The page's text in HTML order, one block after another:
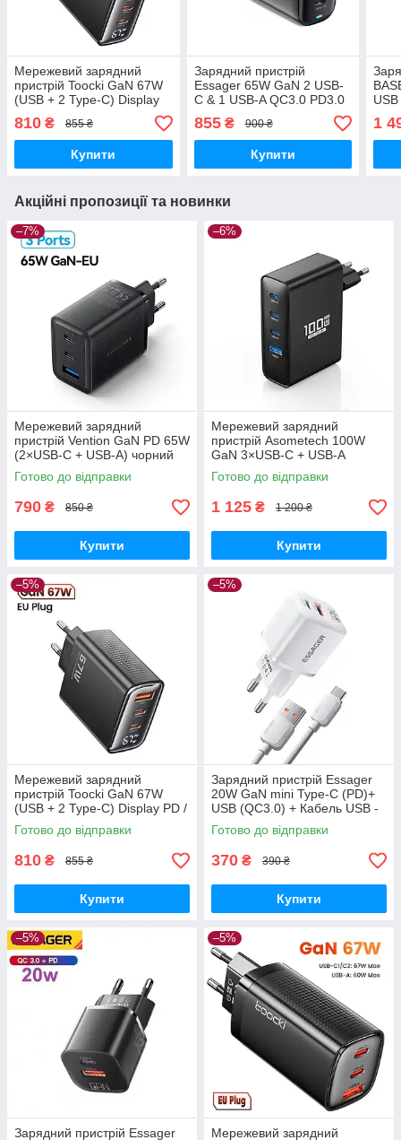
Мережевий зарядний
пристрій Toocki GaN 67W
(USB + 2 Type-C) Display
PD / QC4.0 Black
810 ₴ 855 ₴
Купити
Зарядний пристрій
Essager 65W GaN 2 USB-
С & 1 USB-A QC3.0 PD3.0
Fast Charge
855₴ 900 ₴
Купити
1
Акційні пропозиції та новинки
–7%
Мережевий зарядний
пристрій Vention GaN PD 65W
(2×USB-C + USB-A) чорний
(FERB0)
Готово до відправки
790 ₴ 850 ₴
Купити
–6%
Мережевий зарядний
пристрій Asometech 100W
GaN 3×USB-C + USB-A
чорний (RCE-10001)
Готово до відправки
1 125 ₴ 1 200 ₴
Купити
–5%
Мережевий зарядний
пристрій Toocki GaN 67W
(USB + 2 Type-C) Display PD /
QC4.0 Black
Готово до відправки
810 ₴ 855 ₴
Купити
–5%
Зарядний пристрій Essager
20W GaN mini Type-С (PD)+
USB (QC3.0) + Кабель USB -
Type-С 1м Білий
Готово до відправки
370 ₴ 390 ₴
Купити
–5%
Зарядний пристрій Essager
–5%
Мережевий зарядний